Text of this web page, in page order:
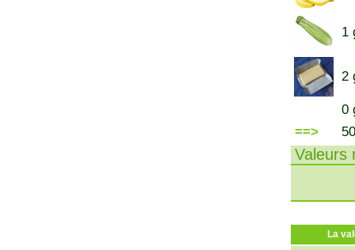
1
2
0
==>
Valeurs
La